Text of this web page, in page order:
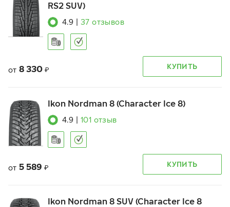
RS2 SUV)
4.9 37 отзывов
от 8 330 ₽ КУПИТЬ
Ikon Nordman 8 (Character Ice 8)
4.9 101 отзыв
от 5 589 ₽ КУПИТЬ
Ikon Nordman 8 SUV (Character Ice 8